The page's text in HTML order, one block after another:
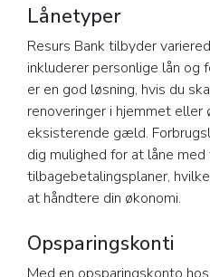
Lånetyper
Resurs Bank tilbyder
inkluderer personlige lån og
er en god løsning, hvis du
renoveringer i hjemmet eller
eksisterende gæld.
dig mulighed for at låne
tilbagebetalingsplaner,
at håndtere din økonomi.
Opsparingskonti